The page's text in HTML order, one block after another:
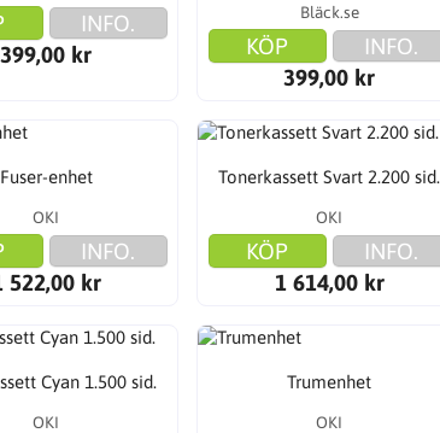
INFO.
399,00 kr
Bläck.se
KÖP
INFO.
399,00 kr
Fuser-enhet
OKI
INFO.
522,00 kr
Tonerkassett Svart 2.200 sid.
OKI
KÖP
INFO.
1 614,00 kr
Cyan 1.500 sid.
OKI
Trumenhet
OKI